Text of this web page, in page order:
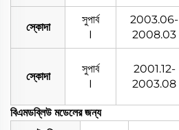
স্কোদা
সুপার্ব
I
2003.06-
2008.03
স্কোদা
সুপার্ব
I
2001.12-
2003.08
বিএমডব্লিউ মডেলের জন্য